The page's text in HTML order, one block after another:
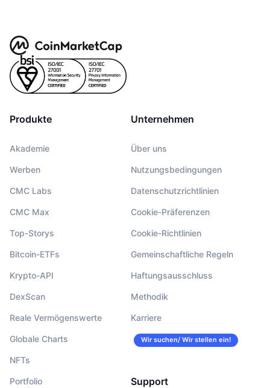
Produkte
Akademie
Werben
CMC Labs
CMC Max
Top-Storys
Bitcoin-ETFs
Krypto-API
DexScan
Reale Vermögenswerte
Globale Charts
NFTs
Portfolio
Unternehmen
Über uns
Nutzungsbedingungen
Datenschutzrichtlinien
Cookie-Präferenzen
Cookie-Richtlinien
Gemeinschaftliche Regeln
Haftungsausschluss
Methodik
Karriere
Wir suchen/ Wir stellen ein!
Support